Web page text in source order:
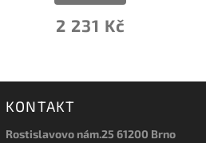
2 231 Kč
KONTAKT
Rostislavovo nám.25 61200 Brno